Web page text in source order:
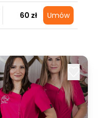
60 zł Umów